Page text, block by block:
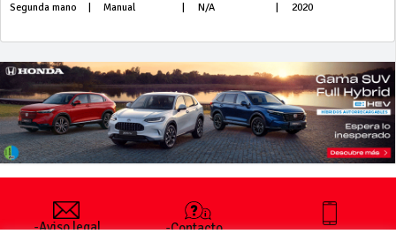
Segunda mano Manual N/A 2020
-Aviso legal -Contacto